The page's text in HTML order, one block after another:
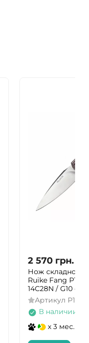
2 570 грн.
Нож складной
Ruike Fang
14C28N / G10
Артикул P105-
В наличии
x 3 мес.